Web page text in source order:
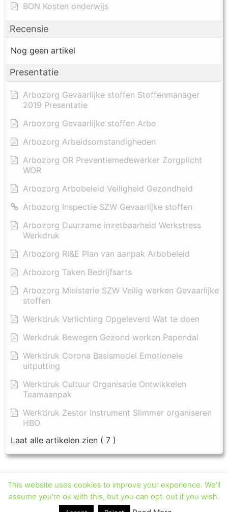
BON Kosten onderwijs
Recensie
Nog geen artikel
Presentatie
Arbozorg Gevaarlijke stoffen Stoffenmanager
2019 Presentatie
Arbozorg Gevaarlijke stoffen Arbo
Arbozorg Arbeidsomstandigheden
Arbozorg OR Preventiemedewerker Zorgplicht
WOR
Arbozorg Arbobeleid Veiligheid Gezondheid
Arbozorg Inspectie SZW Gevaarlijke stoffen
Arbozorg Duurzame inzetbaarheid Werkstress
Werkdruk
Arbozorg RI&E Plan van aanpak Arbobeleid
Arbozorg Taken Bedrijfsarts
Arbozorg Ministerie SZW Veilig werken Gevaarlijke
stoffen
Werkdruk Verlichting Opgeleverd Wat te doen
Werkdruk Bewegen Gezond werken Papendal
Werkdruk Corona Basismodel Emotionele
uitputting
Werkdruk Cultuur Organisatie Ontwikkelen
Teamaanpak
Werkdruk Zestor Instrument Slimmer organiseren
HBO
Laat alle artikelen zien ( 7 )
This website uses cookies to improve your experience. We'll
assume you're ok with this, but you can opt-out if you wish.